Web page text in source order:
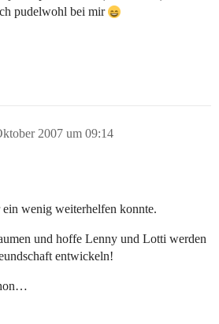
pudelwohl bei mir
2007 um 09:14
wenig weiterhelfen konnte.
und hoffe Lenny und Lotti werden
entwickeln!